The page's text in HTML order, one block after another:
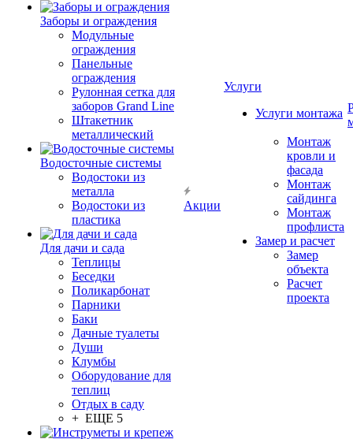
Заборы и ограждения
Модульные
ограждения
Панельные
ограждения
Рулонная сетка для
заборов Grand Line
Штакетник
металлический
Водосточные системы
Водостоки из
металла
Водостоки из
пластика
Для дачи и сада
Теплицы
Беседки
Поликарбонат
Парники
Баки
Дачные туалеты
Души
Клумбы
Оборудование для
теплиц
Отдых в саду
+ ЕЩЕ 5
Акции
Услуги
Услуги монтажа
Монтаж
кровли и
фасада
Монтаж
сайдинга
Монтаж
профлиста
Замер и расчет
Замер
объекта
Расчет
проекта